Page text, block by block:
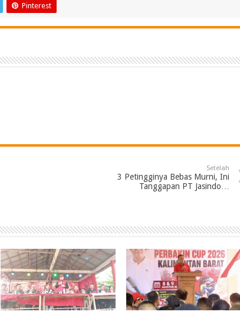
Pinterest
Setelah
3 Petingginya Bebas Murni, Ini
Tanggapan PT Jasindo…